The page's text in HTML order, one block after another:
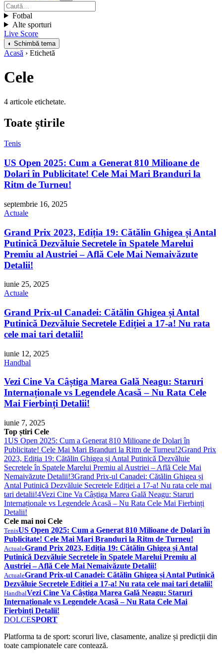
Fotbal
Alte sporturi
Live Score
◐ Schimbă tema
Acasă › Etichetă
Cele
4 articole etichetate.
Toate știrile
Tenis
US Open 2025: Cum a Generat 810 Milioane de
Dolari în Publicitate! Cele Mai Mari Branduri la
Ritm de Turneu!
septembrie 16, 2025
Actuale
Grand Prix 2023, Ediția 19: Cătălin Ghigea și Antal
Putinică Dezvăluie Secretele în Spatele Marelui
Premiu al Austriei – Află Cele Mai Nemaivăzute
Detalii!
iunie 25, 2025
Actuale
Grand Prix-ul Canadei: Cătălin Ghigea și Antal
Putinică Dezvăluie Secretele Ediției a 17-a! Nu rata
cele mai tari detalii!
iunie 12, 2025
Handbal
Vezi Cine Va Câștiga Marea Gală Neagu: Staruri
Internaționale vs Legendele Acasă – Nu Rata Cele
Mai Fierbinți Detalii!
iunie 7, 2025
Top știri Cele
1US Open 2025: Cum a Generat 810 Milioane de Dolari în
Publicitate! Cele Mai Mari Branduri la Ritm de Turneu!2Grand Prix
2023, Ediția 19: Cătălin Ghigea și Antal Putinică Dezvăluie
Secretele în Spatele Marelui Premiu al Austriei – Află Cele Mai
Nemaivăzute Detalii!3Grand Prix-ul Canadei: Cătălin Ghigea și
Antal Putinică Dezvăluie Secretele Ediției a 17-a! Nu rata cele mai
tari detalii!4Vezi Cine Va Câștiga Marea Gală Neagu: Staruri
Internaționale vs Legendele Acasă – Nu Rata Cele Mai Fierbinți
Detalii!
Cele mai noi Cele
TenisUS Open 2025: Cum a Generat 810 Milioane de Dolari în
Publicitate! Cele Mai Mari Branduri la Ritm de Turneu!
ActualeGrand Prix 2023, Ediția 19: Cătălin Ghigea și Antal
Putinică Dezvăluie Secretele în Spatele Marelui Premiu al
Austriei – Află Cele Mai Nemaivăzute Detalii!
ActualeGrand Prix-ul Canadei: Cătălin Ghigea și Antal Putinică
Dezvăluie Secretele Ediției a 17-a! Nu rata cele mai tari detalii!
HandbalVezi Cine Va Câștiga Marea Gală Neagu: Staruri
Internaționale vs Legendele Acasă – Nu Rata Cele Mai
Fierbinți Detalii!
DOLCESPORT
Platforma ta de sport: scoruri live, clasamente, analize și predicții din
toate campionatele care contează.